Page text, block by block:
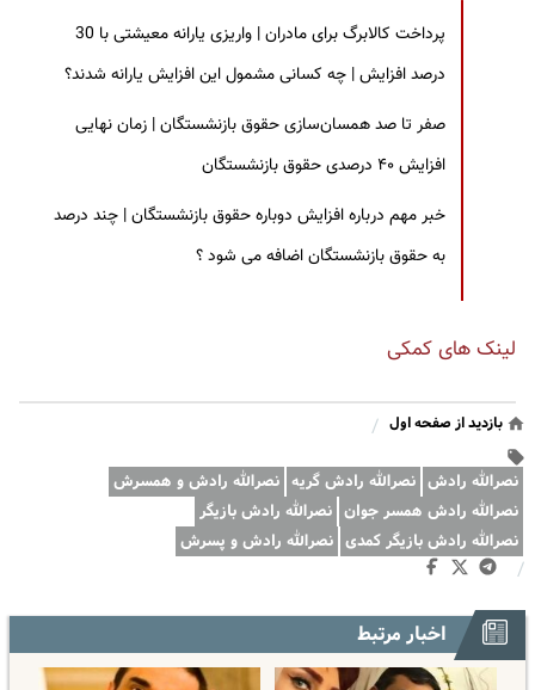
پرداخت کالابرگ برای مادران | واریزی یارانه معیشتی با 30
درصد افزایش | چه کسانی مشمول این افزایش یارانه شدند؟
صفر تا صد همسان‌سازی حقوق بازنشستگان | زمان نهایی
افزایش ۴۰ درصدی حقوق بازنشستگان
خبر مهم درباره افزایش دوباره حقوق بازنشستگان | چند درصد
به حقوق بازنشستگان اضافه می شود ؟
لینک های کمکی
بازدید از صفحه اول /
نصرالله رادش نصرالله رادش گریه نصرالله رادش و همسرش
نصرالله رادش همسر جوان نصرالله رادش بازیگر
نصرالله رادش بازیگر کمدی نصرالله رادش و پسرش
/
اخبار مرتبط